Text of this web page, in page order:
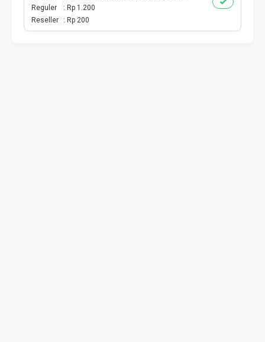
TAG TV PASCABAYAR
Reguler
Rp 1.200
Reseller
Rp 200